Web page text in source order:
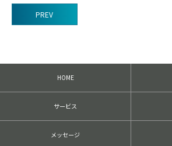
の
へ
ン
PREV
HOME
サービス
メッセージ